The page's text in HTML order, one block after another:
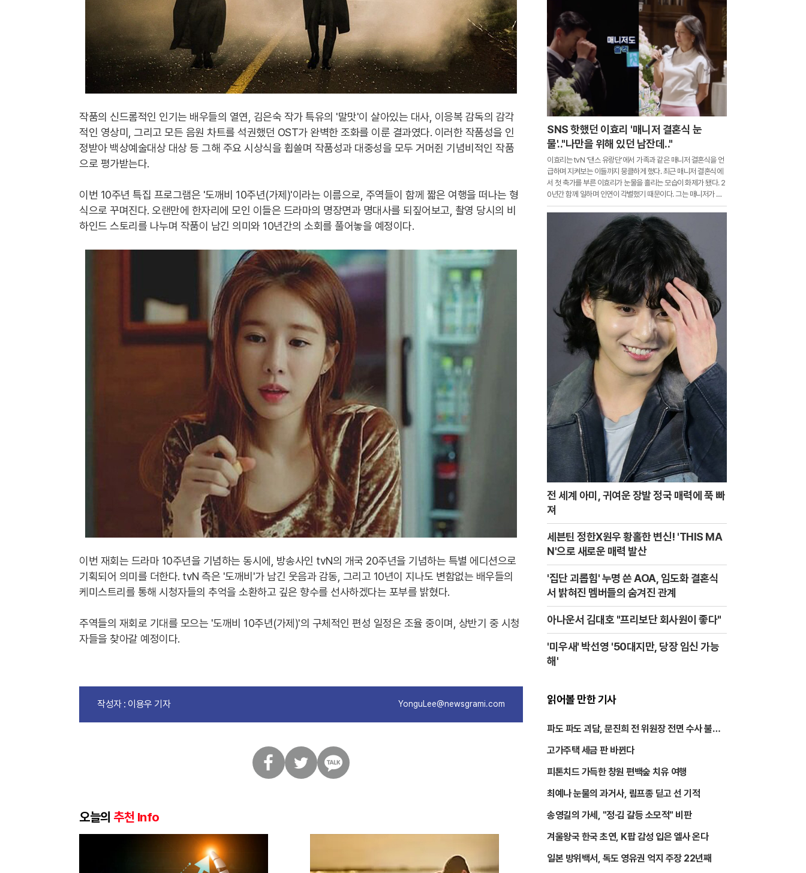
작품의 신드롬적인 인기는 배우들의 열연, 김은숙 작가 특유의 '말맛'이 살아있는 대사, 이응복 감독의 감각
적인 영상미, 그리고 모든 음원 차트를 석권했던 OST가 완벽한 조화를 이룬 결과였다. 이러한 작품성을 인
정받아 백상예술대상 대상 등 그해 주요 시상식을 휩쓸며 작품성과 대중성을 모두 거머쥔 기념비적인 작품
으로 평가받는다.
이번 10주년 특집 프로그램은 '도깨비 10주년(가제)'이라는 이름으로, 주역들이 함께 짧은 여행을 떠나는 형
식으로 꾸며진다. 오랜만에 한자리에 모인 이들은 드라마의 명장면과 명대사를 되짚어보고, 촬영 당시의 비
하인드 스토리를 나누며 작품이 남긴 의미와 10년간의 소회를 풀어놓을 예정이다.
이번 재회는 드라마 10주년을 기념하는 동시에, 방송사인 tvN의 개국 20주년을 기념하는 특별 에디션으로
기획되어 의미를 더한다. tvN 측은 '도깨비'가 남긴 웃음과 감동, 그리고 10년이 지나도 변함없는 배우들의
케미스트리를 통해 시청자들의 추억을 소환하고 깊은 향수를 선사하겠다는 포부를 밝혔다.
주역들의 재회로 기대를 모으는 '도깨비 10주년(가제)'의 구체적인 편성 일정은 조율 중이며, 상반기 중 시청
자들을 찾아갈 예정이다.
작성자 : 이용우 기자 YonguLee@newsgrami.com
오늘의 추천 Info
SNS 핫했던 이효리 '매니저 결혼식 눈
물'.."나만을 위해 있던 남잔데.."
이효리는 tvN ‘댄스 유랑단’에서 가족과 같은 매니저 결혼식을 언
급하며 지켜보는 이들까지 뭉클하게 했다. 최근 매니저 결혼식에
서 첫 축가를 부른 이효리가 눈물을 흘리는 모습이 화제가 됐다. 2
0년간 함께 일하며 인연이 각별했기 때문이다. 그는 매니저가 남
자친구보다 절친한 친구와 더 가깝다며 "나만을 위해 있던 남자가
딴 여자에게 가는 기분이다"며 웃음 지었다.그는 "근섭이가 같이
일하는 동안 부모님이 다 돌아가셔서 한복을 입고 혼주석에 앉아
주고 싶었다, 입장이라도 같이 한복을 입고해야 하나 싶다"라며 애
틋한 모습을 보였다.
전 세계 아미, 귀여운 장발 정국 매력에 푹 빠
져
세븐틴 정한X원우 황홀한 변신! 'THIS MA
N'으로 새로운 매력 발산
'집단 괴롭힘' 누명 쓴 AOA, 임도화 결혼식
서 밝혀진 멤버들의 숨겨진 관계
아나운서 김대호 "프리보단 회사원이 좋다"
'미우새' 박선영 '50대지만, 당장 임신 가능
해'
읽어볼 만한 기사
파도 파도 괴담, 문진희 전 위원장 전면 수사 불가
고가주택 세금 판 바뀐다
피톤치드 가득한 창원 편백숲 치유 여행
최예나 눈물의 과거사, 림프종 딛고 선 기적
송영길의 가세, "정·김 갈등 소모적" 비판
겨울왕국 한국 초연, K팝 감성 입은 엘사 온다
일본 방위백서, 독도 영유권 억지 주장 22년째